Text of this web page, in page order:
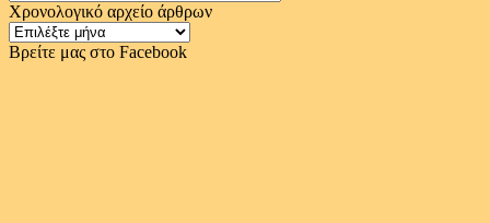
Χρονολογικό αρχείο άρθρων
Χρονολογικό
αρχείο
Βρείτε μας στο Facebook